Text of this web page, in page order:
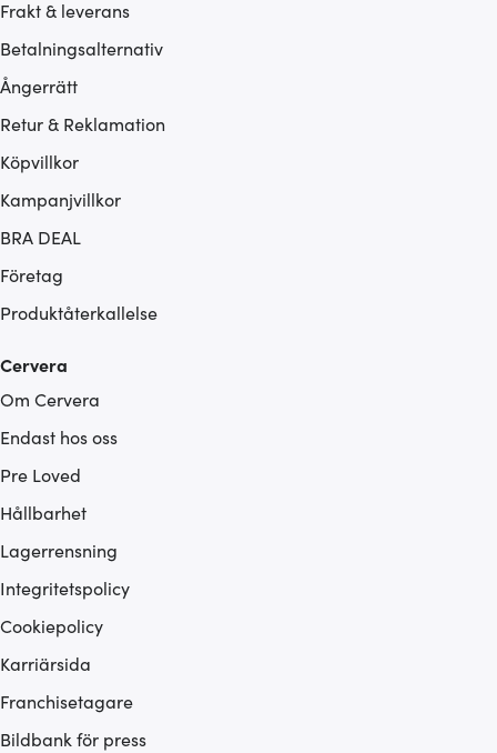
Frakt & leverans
Betalningsalternativ
Ångerrätt
Retur & Reklamation
Köpvillkor
Kampanjvillkor
BRA DEAL
Företag
Produktåterkallelse
Cervera
Om Cervera
Endast hos oss
Pre Loved
Hållbarhet
Lagerrensning
Integritetspolicy
Cookiepolicy
Karriärsida
Franchisetagare
Bildbank för press